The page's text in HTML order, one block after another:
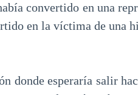
convertido en una
en la víctima de una
donde esperaría salir